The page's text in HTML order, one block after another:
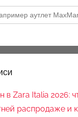
в Zara Italia 2026:
распродаже и